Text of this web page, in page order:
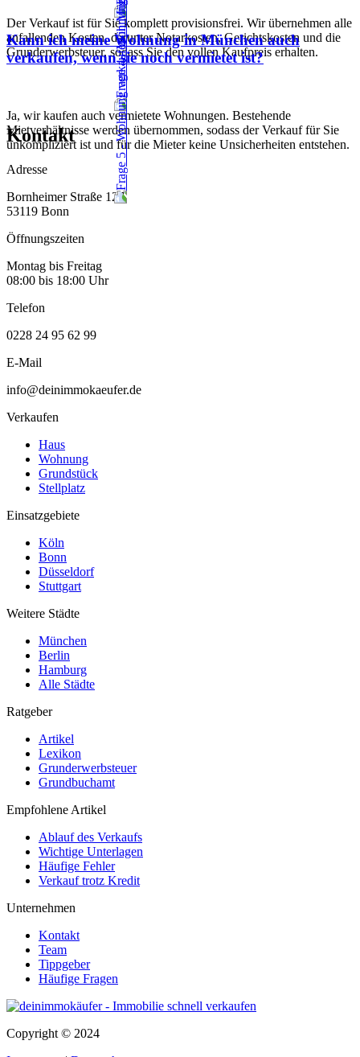
Der Verkauf ist für Sie komplett provisionsfrei. Wir übernehmen alle
anfallenden Kosten, darunter Notarkosten, Gerichtskosten und die
Grunderwerbsteuer, sodass Sie den vollen Kaufpreis erhalten.
Kann ich meine Wohnung in München auch
verkaufen, wenn sie noch vermietet ist?
Ja, wir kaufen auch vermietete Wohnungen. Bestehende
Mietverhältnisse werden übernommen, sodass der Verkauf für Sie
unkompliziert ist und für die Mieter keine Unsicherheiten entstehen.
Kontakt
Adresse
Bornheimer Straße 127
53119 Bonn
Öffnungszeiten
Montag bis Freitag
08:00 bis 18:00 Uhr
Telefon
0228 24 95 62 99
E-Mail
info@deinimmokaeufer.de
Verkaufen
Haus
Wohnung
Grundstück
Stellplatz
Einsatzgebiete
Köln
Bonn
Düsseldorf
Stuttgart
Weitere Städte
München
Berlin
Hamburg
Alle Städte
Ratgeber
Artikel
Lexikon
Grunderwerbsteuer
Grundbuchamt
Empfohlene Artikel
Ablauf des Verkaufs
Wichtige Unterlagen
Häufige Fehler
Verkauf trotz Kredit
Unternehmen
Kontakt
Team
Tippgeber
Häufige Fragen
Copyright © 2024